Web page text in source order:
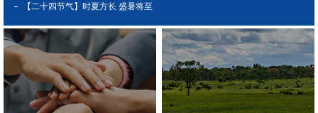
【二十四节气】时夏方长 盛暑将至
皓月集团连续25年荣誉入选 农业产业化国家重点龙头企业名单
吃牛肉，满格元气！赢高考，满意成绩！
暑假工业研学必选，来皓月解锁“牛”转乾坤的密码！
【二十四节气】时夏方长 盛暑将至